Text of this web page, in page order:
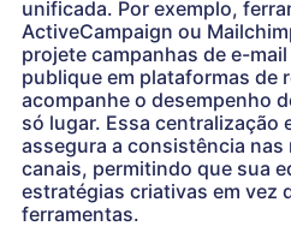
unificada. Por exemplo,
ActiveCampaign ou
projete campanhas de e-
publique em plataformas de
acompanhe o desempenho
só lugar. Essa centralização
assegura a consistência
canais, permitindo que sua
estratégias criativas em vez
ferramentas.